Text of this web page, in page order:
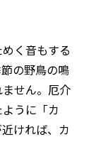
く音もする
の野鳥の鳴
せん。厄介
うに「カ
ければ、カ